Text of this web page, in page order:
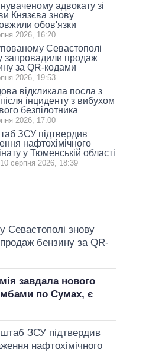
адвокату зі
Князєва знову
обов'язки
2026, 16:20
Севастополі
запровадили продаж
за QR-кодами
2026, 19:53
відкликала посла з
після інциденту з вибухом
безпілотника
2026, 17:00
ЗСУ підтвердив
нафтохімічного
у Тюменській області
10 серпня 2026, 18:39
Севастополі знову
бензину за QR-
завдала нового
по Сумах, є
ЗСУ підтвердив
нафтохімічного